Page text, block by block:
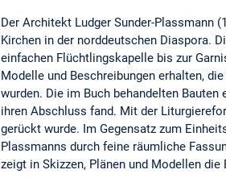
Der Architekt Ludger Sunder-Plassmann
Kirchen in der norddeutschen Diaspora.
einfachen Flüchtlingskapelle bis zur
Modelle und Beschreibungen erhalten,
wurden. Die im Buch behandelten
ihren Abschluss fand. Mit der
gerückt wurde. Im Gegensatz zum
Plassmanns durch feine räumliche
zeigt in Skizzen, Plänen und Modellen